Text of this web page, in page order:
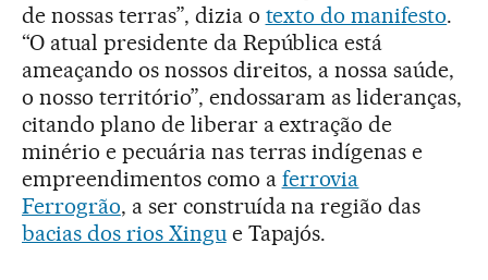
de nossas terras”, dizia o texto do manifesto.
“O atual presidente da República está
ameaçando os nossos direitos, a nossa saúde,
o nosso território”, endossaram as lideranças,
citando plano de liberar a extração de
minério e pecuária nas terras indígenas e
empreendimentos como a ferrovia
Ferrogrão, a ser construída na região das
bacias dos rios Xingue Tapajós.